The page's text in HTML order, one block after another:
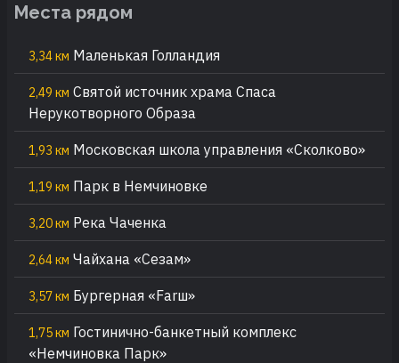
Места рядом
3,34 км Маленькая Голландия
2,49 км Святой источник храма Спаса
Нерукотворного Образа
1,93 км Московская школа управления «Сколково»
1,19 км Парк в Немчиновке
3,20 км Река Чаченка
2,64 км Чайхана «Сезам»
3,57 км Бургерная «Fаrш»
1,75 км Гостинично-банкетный комплекс
«Немчиновка Парк»